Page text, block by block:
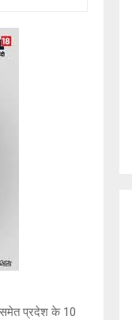
समेत प्रदेश के 10